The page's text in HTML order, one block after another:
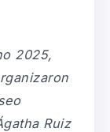
2025,
Ruiz